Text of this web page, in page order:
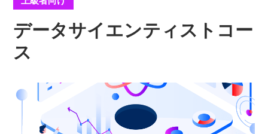
データサイエンティストコー
ス